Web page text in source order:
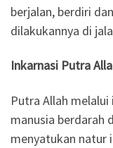
berjalan, berdiri
dilakukannya di
Inkarnasi Putra
Putra Allah
manusia berdarah
menyatukan natur